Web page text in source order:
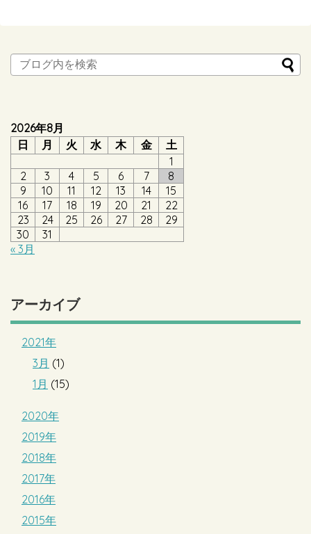
2026年8月
日
月 火 水 木 金
土
1
2
3 4 5 6 7
8
9
10 11 12 13 14
15
16
17 18 19 20 21
22
23
24 25 26 27 28
29
30
31
« 3月
アーカイブ
2021年
3月 (1)
1月 (15)
2020年
2019年
2018年
2017年
2016年
2015年